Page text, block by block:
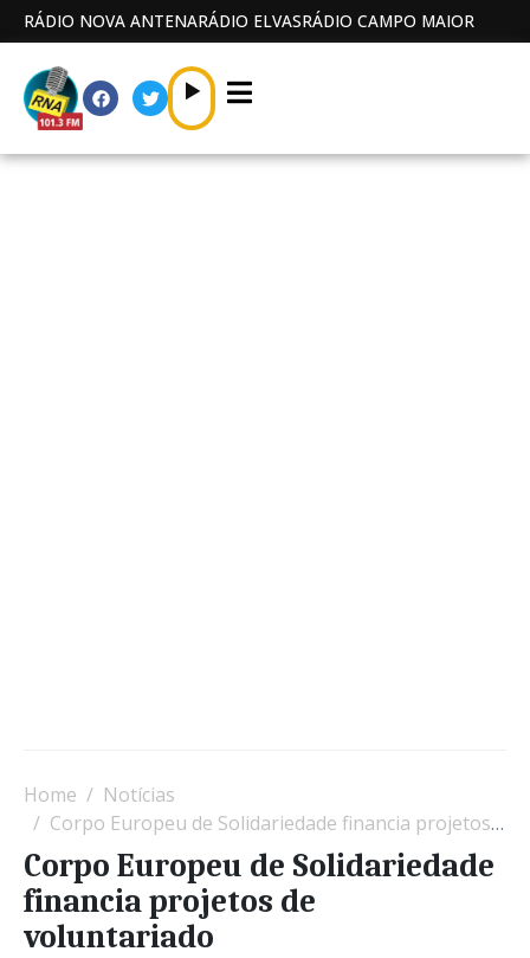
RÁDIO NOVA ANTENARÁDIO ELVASRÁDIO CAMPO MAIOR
Home
Notícias
Corpo Europeu de Solidariedade financia projetos de voluntariado
Corpo Europeu de Solidariedade
financia projetos de
voluntariado